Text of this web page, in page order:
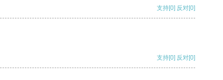
支持[0] 反对[0]
支持[0] 反对[0]